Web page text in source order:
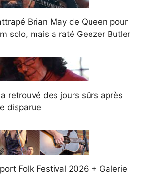
Brian May de Queen pour
solo, mais a raté Geezer Butler
retrouvé des jours sûrs après
disparue
Folk Festival 2026 + Galerie